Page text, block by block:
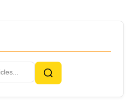
Rechercher